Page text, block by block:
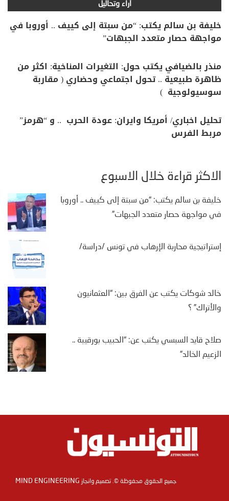
آراء وتحاليل
خليفة بن سالم يكتب: “من سبتة إلى كييف .. أوروبا في
مواجهة حصار متعدد الجبهات”
منذر بالضيافي يكتب حول: التغيرات المناخية: اكثر من
ظاهرة طبيعية .. تحول اجتماعي وحضاري ( مقاربة
سوسيولوجية )
تحليل اخباري/ أمريكا وايران: عودة الحرب .. و “هرمز”
مربط الفرس
الأكثر قراءة خلال الأسبوع
خليفة بن سالم يكتب: “من سبتة إلى كييف .. أوروبا
في مواجهة حصار متعدد الجبهات”
إستراتيجية محاربة الإرهاب في تونس /دراسة/
خالد شوكات يكتب عن الفرق بين: “العثمانيون
والأتراك” ؟
صلاح قايد السبسي يكتب عن: “الحبيب بورقيبة ..
الزعيم الخالد”
جميع الحقوق محفوظة ©. تصميم وانجاز MIND ENGINEERING